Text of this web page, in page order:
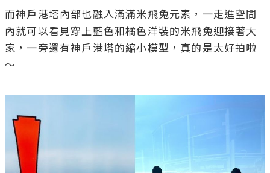
而神戶港塔內部也融入滿滿米飛兔元素，一走進空間
內就可以看見穿上藍色和橘色洋裝的米飛兔迎接著大
家，一旁還有神戶港塔的縮小模型，真的是太好拍啦
～